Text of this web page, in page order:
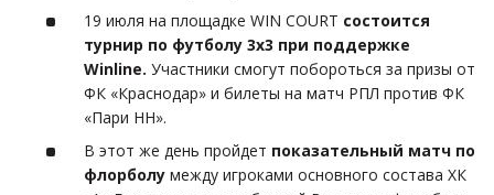
19 июля на площадке WIN COURT состоится
турнир по футболу 3х3 при поддержке
Winline. Участники смогут побороться за призы от
ФК «Краснодар» и билеты на матч РПЛ против ФК
«Пари НН».
В этот же день пройдет показательный матч по
флорболу между игроками основного состава ХК